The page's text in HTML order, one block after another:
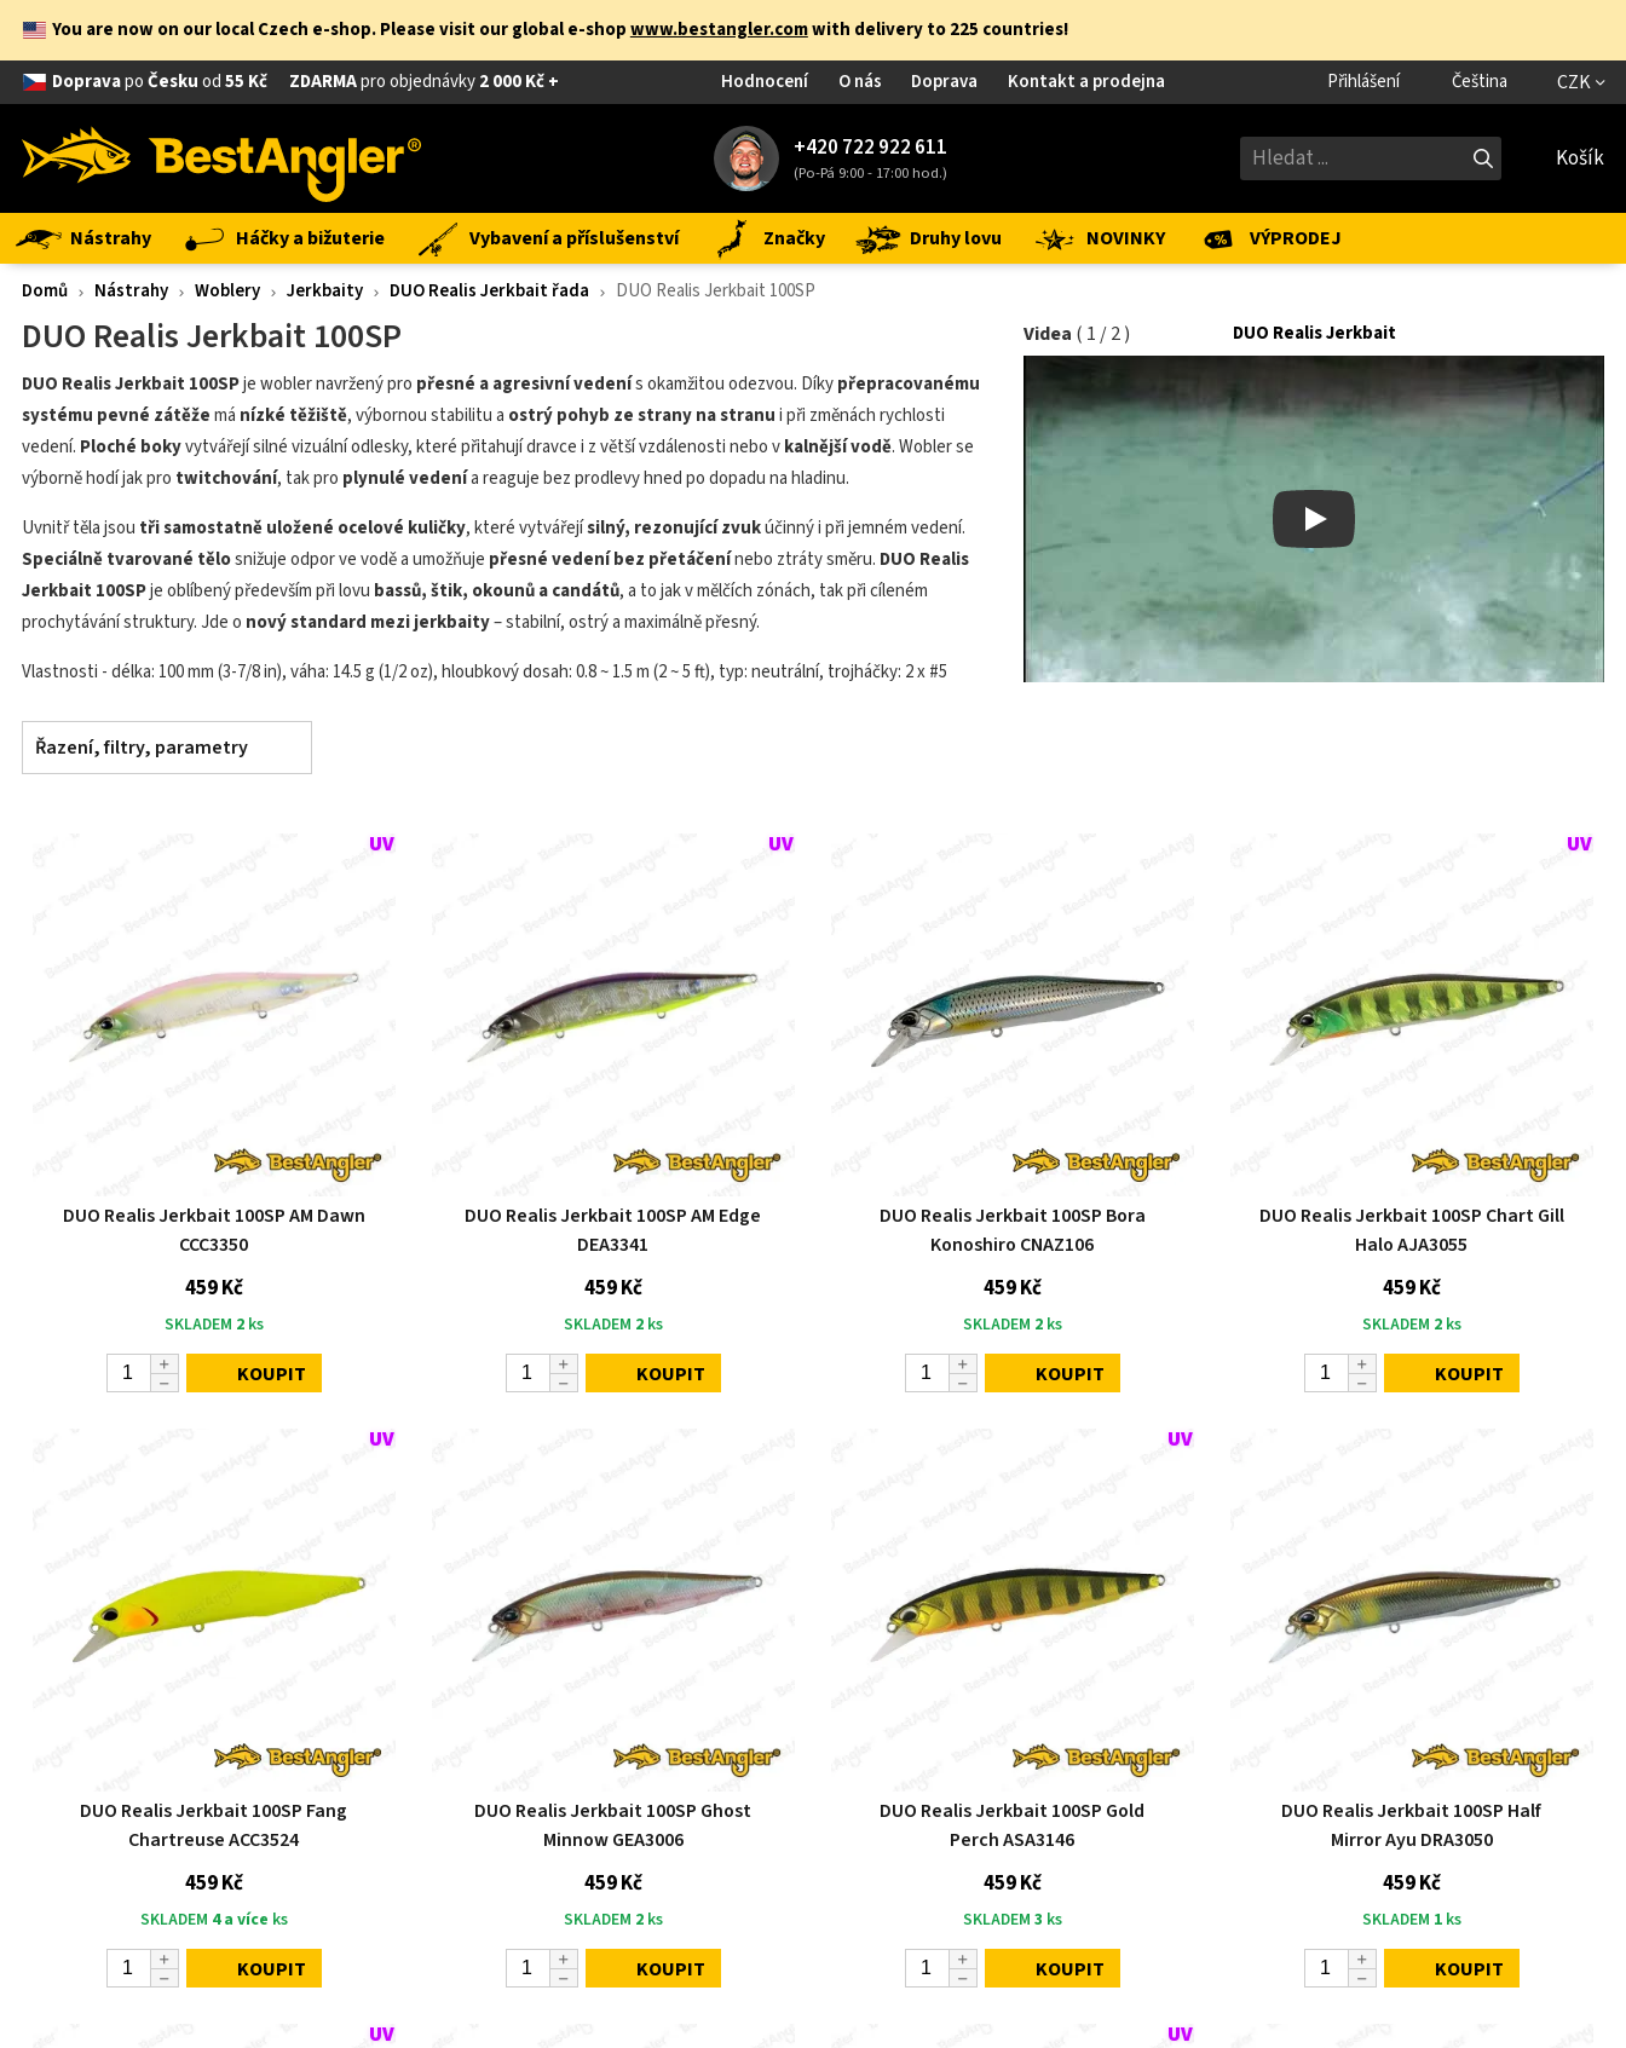
You are now on our local Czech e-shop. Please visit our global e-shopwww.bestangler.comwith delivery to 225 countries!
DopravapoČeskuod55 Kč ZDARMApro objednávky2 000 Kč + Hodnocení O nás Doprava Kontakt a prodejna Přihlášení Čeština CZK
+420 722 922 611
(Po-Pá 9:00 - 17:00 hod.) Košík
Nástrahy Háčky a bižuterie Vybavení a příslušenství Značky Druhy lovu NOVINKY VÝPRODEJ
Domů Nástrahy Woblery Jerkbaity DUO Realis Jerkbait řada DUO Realis Jerkbait 100SP
Videa ( 1 /2) DUO Realis Jerkbait
Play
DUO Realis Jerkbait 100SP
DUO Realis Jerkbait 100SPje wobler navržený pro přesné a agresivní vedenís okamžitou odezvou. Díkypřepracovanému
systému pevné zátěžemá nízké těžiště, výbornou stabilitu a ostrý pohyb ze strany na stranui při změnách rychlosti
vedení. Ploché bokyvytvářejí silné vizuální odlesky, které přitahují dravce i z větší vzdálenosti nebo vkalnější vodě. Wobler se
výborně hodí jak pro twitchování, tak pro plynulé vedenía reaguje bez prodlevy hned po dopadu na hladinu.
Uvnitř těla jsou tři samostatně uložené ocelové kuličky, které vytvářejísilný, rezonující zvukúčinný i při jemném vedení.
Speciálně tvarované tělosnižuje odpor ve vodě a umožňuje přesné vedení bez přetáčenínebo ztráty směru. DUO Realis
Jerkbait 100SPje oblíbený především při lovu bassů, štik, okounů a candátů, a to jak v mělčích zónách, tak při cíleném
prochytávání struktury. Jde o nový standard mezi jerkbaity– stabilní, ostrý a maximálně přesný.
Vlastnosti - délka: 100 mm (3-7/8 in), váha: 14.5 g (1/2 oz), hloubkový dosah: 0.8 ~ 1.5 m (2 ~ 5 ft), typ: neutrální, trojháčky: 2 x #5
Řazení, filtry, parametry
DUO Realis Jerkbait 100SP AM Dawn
CCC3350
459 Kč
SKLADEM 2 ks
KOUPIT
DUO Realis Jerkbait 100SP AM Edge
DEA3341
459 Kč
SKLADEM 2 ks
KOUPIT
DUO Realis Jerkbait 100SP Bora
Konoshiro CNAZ106
459 Kč
SKLADEM 2 ks
KOUPIT
DUO Realis Jerkbait 100SP Chart Gill
Halo AJA3055
459 Kč
SKLADEM 2 ks
KOUPIT
DUO Realis Jerkbait 100SP Fang
Chartreuse ACC3524
459 Kč
SKLADEM 4 a více ks
KOUPIT
DUO Realis Jerkbait 100SP Ghost
Minnow GEA3006
459 Kč
SKLADEM 2 ks
KOUPIT
DUO Realis Jerkbait 100SP Gold
Perch ASA3146
459 Kč
SKLADEM 3 ks
KOUPIT
DUO Realis Jerkbait 100SP Half
Mirror Ayu DRA3050
459 Kč
SKLADEM 1 ks
KOUPIT